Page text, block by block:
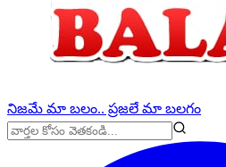
నిజమే మా బలం.. ప్రజలే మా బలగం